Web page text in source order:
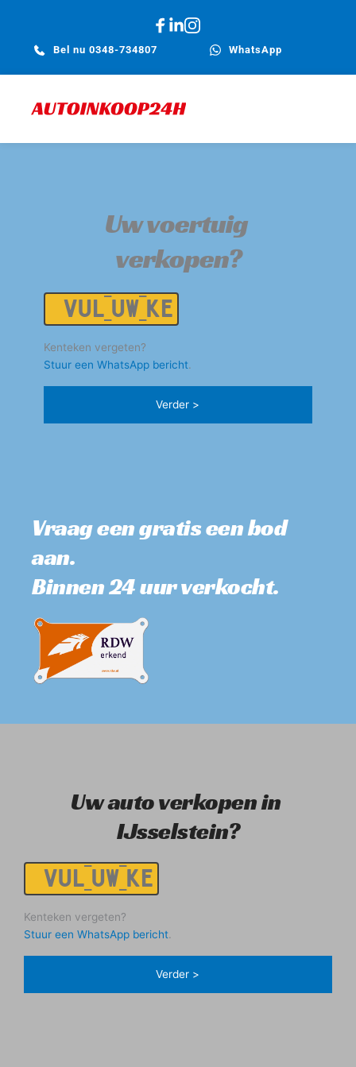
Bel nu 0348-734807 WhatsApp
Uw voertuig
verkopen?
Kenteken
Kenteken vergeten?
Stuur een WhatsApp bericht.
Vraag een gratis een bod
aan.
Binnen 24 uur verkocht.
Uw auto verkopen in
IJsselstein?
Kenteken
Kenteken vergeten?
Stuur een WhatsApp bericht.